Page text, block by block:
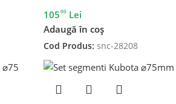
10500 Lei
Adaugă în coș
Cod Produs: snc-28208